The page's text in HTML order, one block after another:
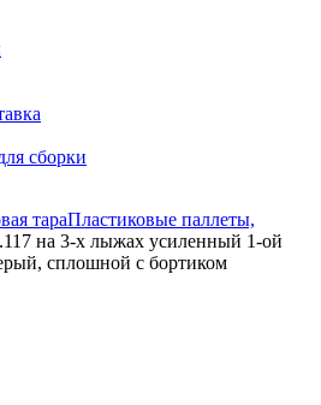
сборки
тараПластиковые паллеты,
на 3-х лыжах усиленный 1-ой
сплошной с бортиком